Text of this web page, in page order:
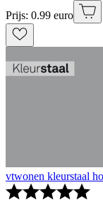
Prijs: 0.99 euro
vtwonen kleurstaal